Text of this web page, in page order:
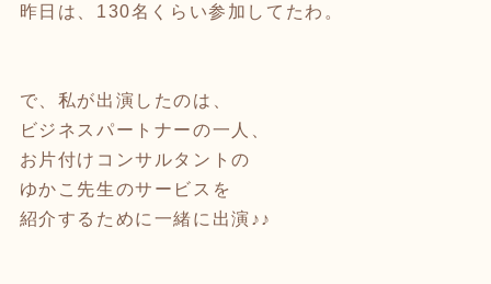
昨日は、130名くらい参加してたわ。
で、私が出演したのは、
ビジネスパートナーの一人、
お片付けコンサルタントの
ゆかこ先生のサービスを
紹介するために一緒に出演♪♪